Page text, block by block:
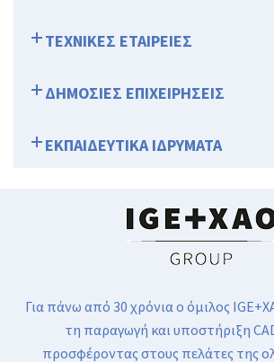
ΤΕΧΝΙΚΕΣ ΕΤΑΙΡΕΙΕΣ
ΔΗΜΟΣΙΕΣ ΕΠΙΧΕΙΡΗΣΕΙΣ
ΕΚΠΑΙΔΕΥΤΙΚΑ ΙΔΡΥΜΑΤΑ
Για πάνω από 30 χρόνια ο όμιλος
τη παραγωγή και υποστήριξη
προσφέροντας στους πελάτες της